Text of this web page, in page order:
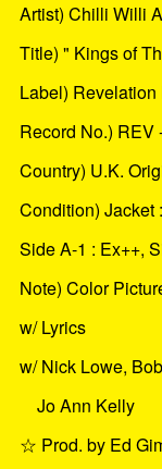
Artist) Chilli Willi
Title) " Kings of
Label)
Record No.) REV
Country) U.K.
Condition) Jacket
Side A-1 : Ex++,
Note) Color
w/ Lyrics
w/ Nick Lowe,
Jo Ann Kelly
☆ Prod. by Ed